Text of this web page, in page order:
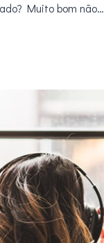
Muito bom não…